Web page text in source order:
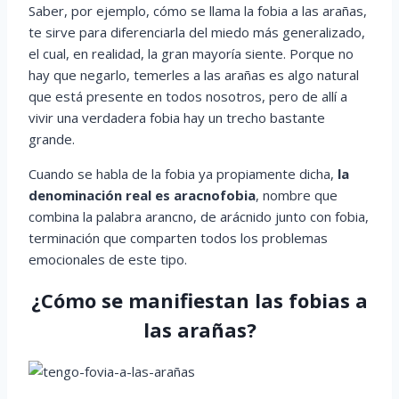
Saber, por ejemplo, cómo se llama la fobia a las arañas,
te sirve para diferenciarla del miedo más generalizado,
el cual, en realidad, la gran mayoría siente. Porque no
hay que negarlo, temerles a las arañas es algo natural
que está presente en todos nosotros, pero de allí a
vivir una verdadera fobia hay un trecho bastante
grande.
Cuando se habla de la fobia ya propiamente dicha, la
denominación real es aracnofobia, nombre que
combina la palabra arancno, de arácnido junto con fobia,
terminación que comparten todos los problemas
emocionales de este tipo.
¿Cómo se manifiestan las fobias a
las arañas?